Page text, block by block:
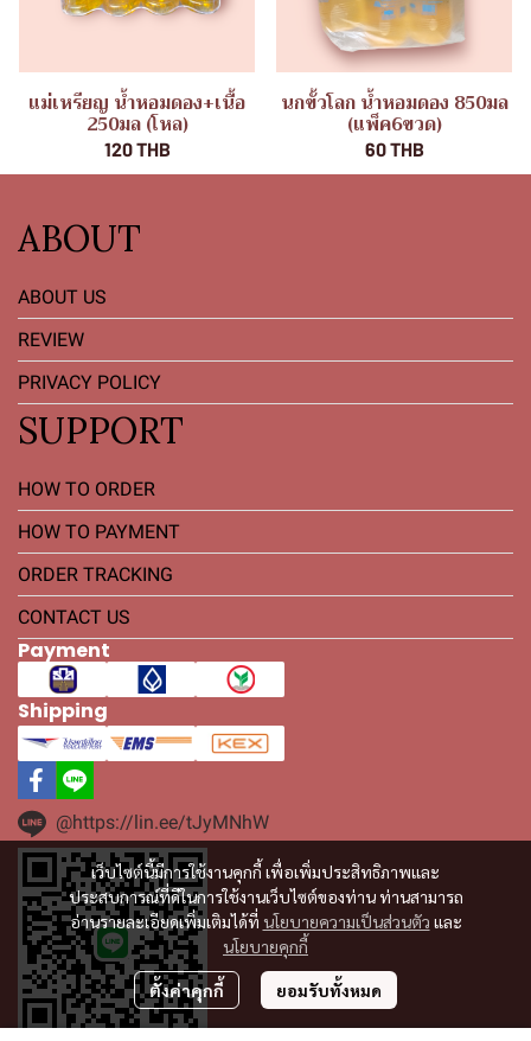
แม่เหรียญ น้ำหอมดอง+เนื้อ
250มล (โหล)
120 THB
นกขั้วโลก น้ำหอมดอง 850มล
(แพ็ค6ขวด)
60 THB
เว็บไซต์นี้มีการใช้งานคุกกี้ เพื่อเพิ่มประสิทธิภาพและ
ประสบการณ์ที่ดีในการใช้งานเว็บไซต์ของท่าน ท่านสามารถ
อ่านรายละเอียดเพิ่มเติมได้ที่ นโยบายความเป็นส่วนตัว และ
นโยบายคุกกี้
ตั้งค่าคุกกี้ ยอมรับทั้งหมด
ABOUT
ABOUT US
REVIEW
PRIVACY POLICY
SUPPORT
HOW TO ORDER
HOW TO PAYMENT
ORDER TRACKING
CONTACT US
Payment
Shipping
@https://lin.ee/tJyMNhW